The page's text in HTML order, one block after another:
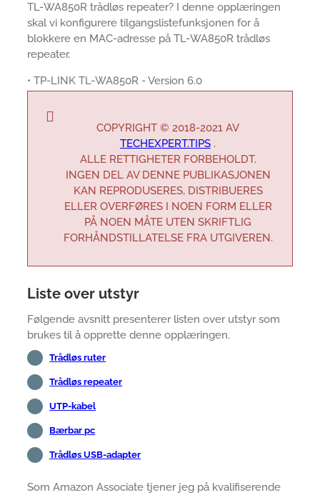
TL-WA850R trådløs repeater? I denne opplæringen
skal vi konfigurere tilgangslistefunksjonen for å
blokkere en MAC-adresse på TL-WA850R trådløs
repeater.
• TP-LINK TL-WA850R - Version 6.0
COPYRIGHT © 2018-2021 AV
TECHEXPERT.TIPS .
ALLE RETTIGHETER FORBEHOLDT.
INGEN DEL AV DENNE PUBLIKASJONEN
KAN REPRODUSERES, DISTRIBUERES
ELLER OVERFØRES I NOEN FORM ELLER
PÅ NOEN MÅTE UTEN SKRIFTLIG
FORHÅNDSTILLATELSE FRA UTGIVEREN.
Liste over utstyr
Følgende avsnitt presenterer listen over utstyr som
brukes til å opprette denne opplæringen.
Trådløs ruter
Trådløs repeater
UTP-kabel
Bærbar pc
Trådløs USB-adapter
Som Amazon Associate tjener jeg på kvalifiserende